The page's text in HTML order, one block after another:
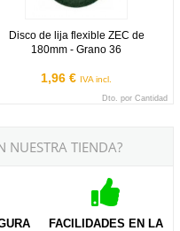
Disco de lija flexible ZEC de
180mm - Grano 36
1,96 € IVA incl.
Dto. por Cantidad
NUESTRA TIENDA?
FACILIDADES EN LA